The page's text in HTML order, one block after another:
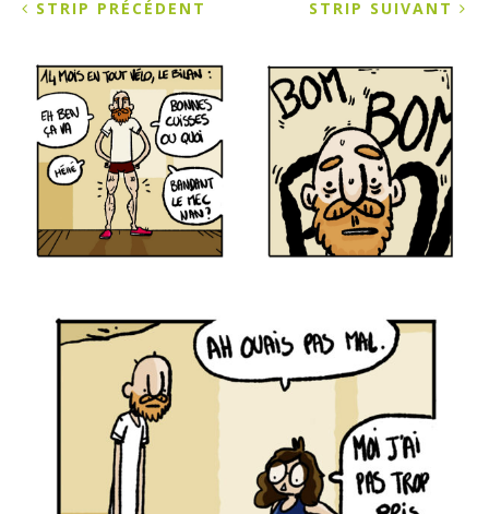
STRIP SUIVANT
STRIP PRÉCÉDENT